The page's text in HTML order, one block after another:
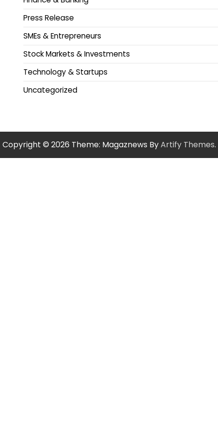
Press Release
SMEs & Entrepreneurs
Stock Markets & Investments
Technology & Startups
Uncategorized
Copyright © 2026 Theme: Magaznews ByArtify Themes.